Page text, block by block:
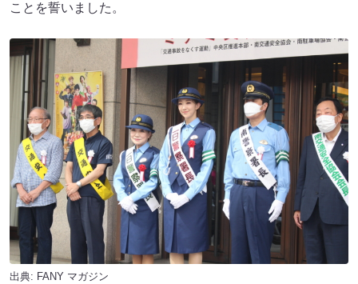
ことを誓いました。
出典: FANY マガジン